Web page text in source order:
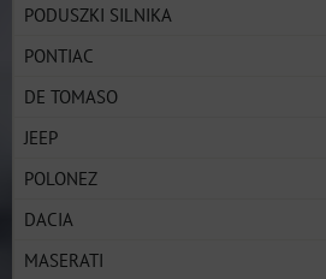
PODUSZKI SILNIKA
PONTIAC
DE TOMASO
JEEP
POLONEZ
DACIA
MASERATI